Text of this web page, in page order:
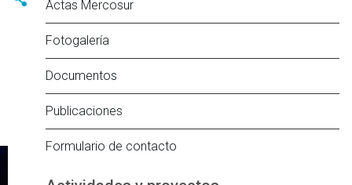
Actas Mercosur
Fotogalería
Documentos
Publicaciones
Formulario de contacto